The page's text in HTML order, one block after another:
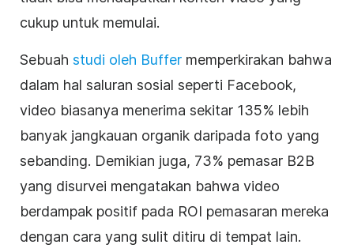
cukup untuk memulai.
Sebuah studi oleh Buffer memperkirakan bahwa
dalam hal saluran sosial seperti Facebook,
video biasanya menerima sekitar 135% lebih
banyak jangkauan organik daripada foto yang
sebanding. Demikian juga, 73% pemasar B2B
yang disurvei mengatakan bahwa video
berdampak positif pada ROI pemasaran mereka
dengan cara yang sulit ditiru di tempat lain.